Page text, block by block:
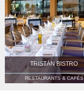
TRISTÁN BISTRO
RESTAURANTS & CAFÉS